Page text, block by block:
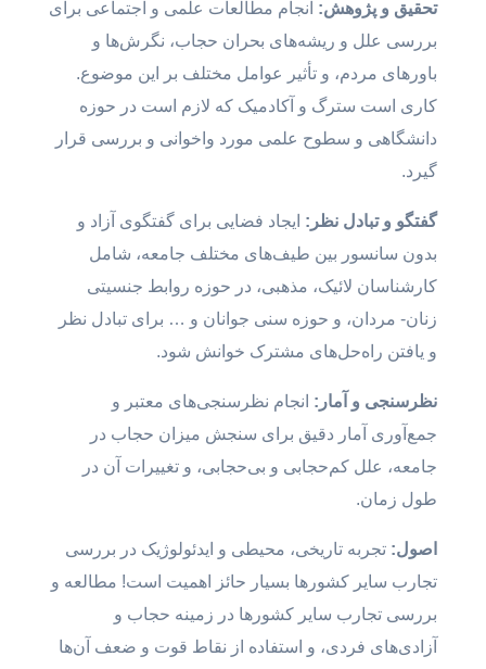
تحقیق و پژوهش: انجام مطالعات علمی و اجتماعی برای
بررسی علل و ریشه‌های بحران حجاب، نگرش‌ها و
باورهای مردم، و تأثیر عوامل مختلف بر این موضوع.
کاری است سترگ و آکادمیک که لازم است در حوزه
دانشگاهی و سطوح علمی مورد واخوانی و بررسی قرار
گیرد.
گفتگو و تبادل نظر: ایجاد فضایی برای گفتگوی آزاد و
بدون سانسور بین طیف‌های مختلف جامعه، شامل
کارشناسان لائیک، مذهبی، در حوزه روابط جنسیتی
زنان- مردان، و حوزه سنی جوانان و … برای تبادل نظر
و یافتن راه‌حل‌های مشترک خوانش شود.
نظرسنجی و آمار: انجام نظرسنجی‌های معتبر و
جمع‌آوری آمار دقیق برای سنجش میزان حجاب در
جامعه، علل کم‌حجابی و بی‌حجابی، و تغییرات آن در
طول زمان.
اصول: تجربه تاریخی، محیطی و ایدئولوژیک در بررسی
تجارب سایر کشورها بسیار حائز اهمیت است! مطالعه و
بررسی تجارب سایر کشورها در زمینه حجاب و
آزادی‌های فردی، و استفاده از نقاط قوت و ضعف آن‌ها